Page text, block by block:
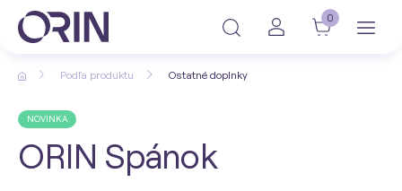
0
Podľa produktu Ostatné doplnky
NOVINKA
ORIN Spánok